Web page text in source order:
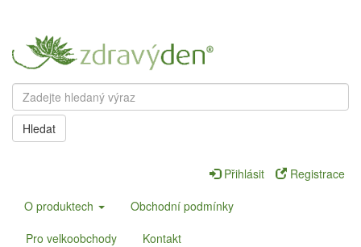
Hledat
Přihlásit
Registrace
O produktech
Obchodní podmínky
Pro velkoobchody
Kontakt